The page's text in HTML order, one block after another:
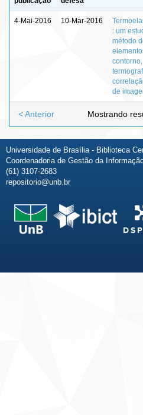
4-Mai-2016 10-Mar-2016
: um
método
contorno,
de
Mostrando
< Anterior
Universidade de Brasília - Biblioteca
Coordenadoria de Gestão da
(61) 3107-2683
repositorio@unb.br